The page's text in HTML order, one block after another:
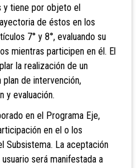
y tiene por objeto el
de éstos en los
7° y 8°, evaluando su
mientras participen en él. El
la realización de un
de intervención,
y evaluación.
en el Programa Eje,
en el o los
Subsistema. La aceptación
será manifestada a